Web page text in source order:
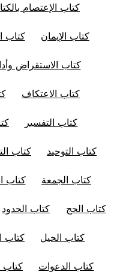
كتاب الإعتصام
كتاب الإيمان كتاب
كتاب الاستقراض
كتاب الاعتكاف
كتاب التفسير
كتاب التوحيد كتاب
كتاب الجمعة كتاب
كتاب الحج كتاب الحدود
كتاب الحيل كتاب
كتاب الدعوات كتاب